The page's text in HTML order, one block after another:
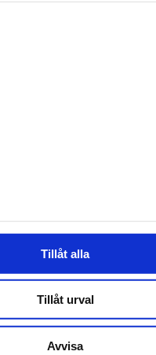
Tillåt alla
Tillåt urval
Avvisa
i 12
Godkänd
den kvalitet som
förvänta dig av
kan